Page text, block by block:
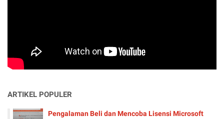
ARTIKEL POPULER
Pengalaman Beli dan Mencoba Lisensi Microsoft